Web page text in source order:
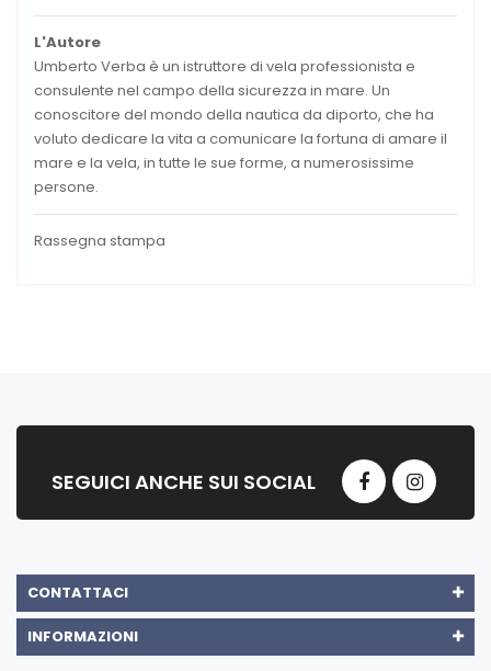
L'Autore
Umberto Verba è un istruttore di vela professionista e
consulente nel campo della sicurezza in mare. Un
conoscitore del mondo della nautica da diporto, che ha
voluto dedicare la vita a comunicare la fortuna di amare il
mare e la vela, in tutte le sue forme, a numerosissime
persone.
Rassegna stampa
SEGUICI ANCHE SUI SOCIAL
CONTATTACI
INFORMAZIONI